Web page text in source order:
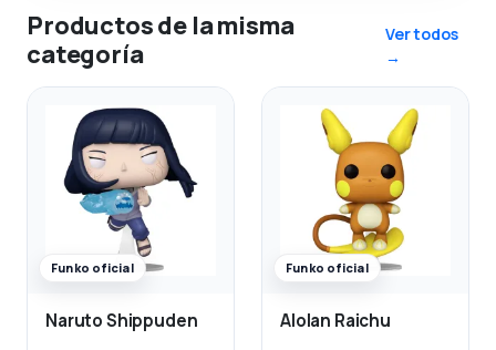
Productos de la misma
categoría
Ver todos
→
Funko oficial
Naruto Shippuden
Funko oficial
Alolan Raichu